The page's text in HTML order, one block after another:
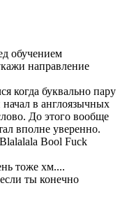
обучением
направление
когда буквально пару
в англоязычных
До этого вообще
вполне уверенно.
Bool Fuck
тоже хм....
ты конечно